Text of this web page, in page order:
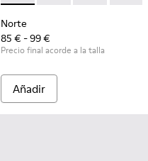
Norte
85 € - 99 €
Precio final acorde a la talla
Añadir